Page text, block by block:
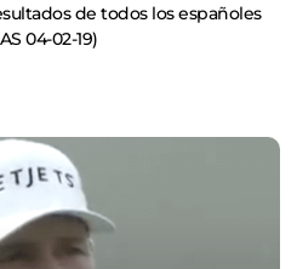
de todos los españoles
04-02-19)